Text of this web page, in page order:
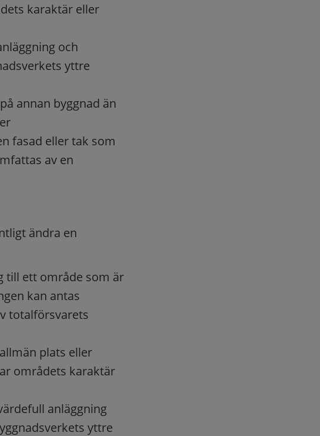
karaktär eller
och
yttre
annan byggnad än
fasad eller tak som
av en
ändra en
till ett område som är
kan antas
totalförsvarets
plats eller
områdets karaktär
anläggning
yttre